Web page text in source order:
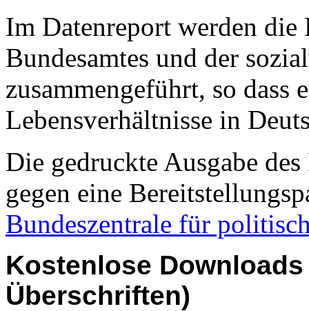
Im Datenreport werden die
Bundesamtes und der
zusammengeführt, so
Lebensverhältnisse in
Die gedruckte Ausgabe
gegen eine
Bundeszentrale für
Kostenlose
Überschriften)